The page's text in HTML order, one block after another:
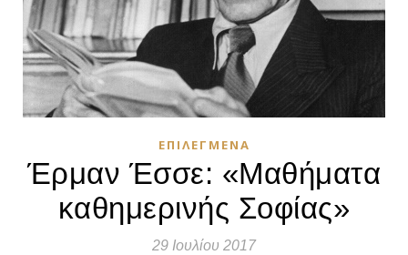
ΕΠΙΛΕΓΜΈΝΑ
Έρμαν Έσσε: «Μαθήματα
καθημερινής Σοφίας»
29 Ιουλίου 2017